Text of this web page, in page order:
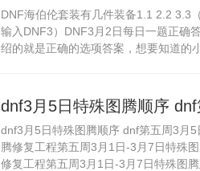
DNF海伯伦套装有几件装备1.1 2.2 3.3
输入DNF3）DNF3月2日每日一题正确
绍的就是正确的选项答案，想要知道的
dnf3月5日特殊图腾顺序
腾怎么排列
dnf3月5日特殊图腾顺序 dnf第五周3月
腾修复工程第五周3月1日-3月7日特殊
修复工程第五周3月1日-3月7日特殊图